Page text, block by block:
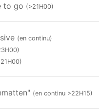
to go (>21H00)
(en continu)
(en continu >22H15)